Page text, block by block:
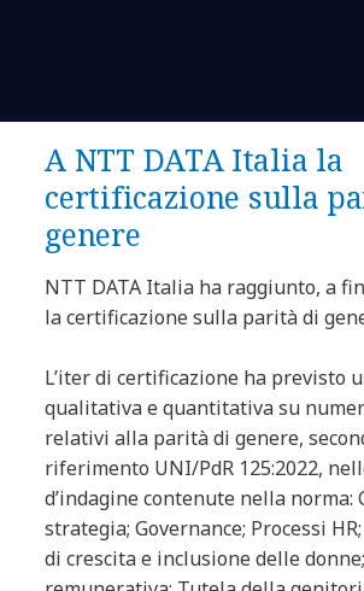
A NTT DATA Italia la
certificazione sulla
genere
NTT DATA Italia ha raggiunto, a
la certificazione sulla parità di
L’iter di certificazione ha previsto
qualitativa e quantitativa su
relativi alla parità di genere,
riferimento UNI/PdR 125:2022,
d’indagine contenute nella norma:
strategia; Governance; Processi
di crescita e inclusione delle